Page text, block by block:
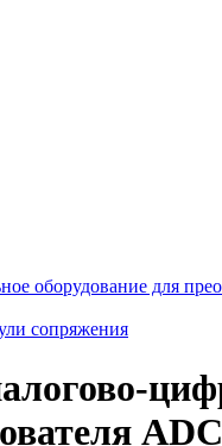
оборудование для
сопряжения